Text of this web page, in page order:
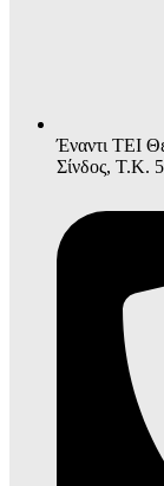
Έναντι ΤΕΙ
Σίνδος, Τ.Κ.